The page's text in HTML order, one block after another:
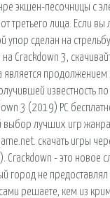
экшен-песочницы с
третьего лица. Если
упор сделан на
Crackdown 3,
является
известность
3 (2019) PC
выбор лучших игр
скачать игры
Crackdown - это новое
город не
решаете, кем из